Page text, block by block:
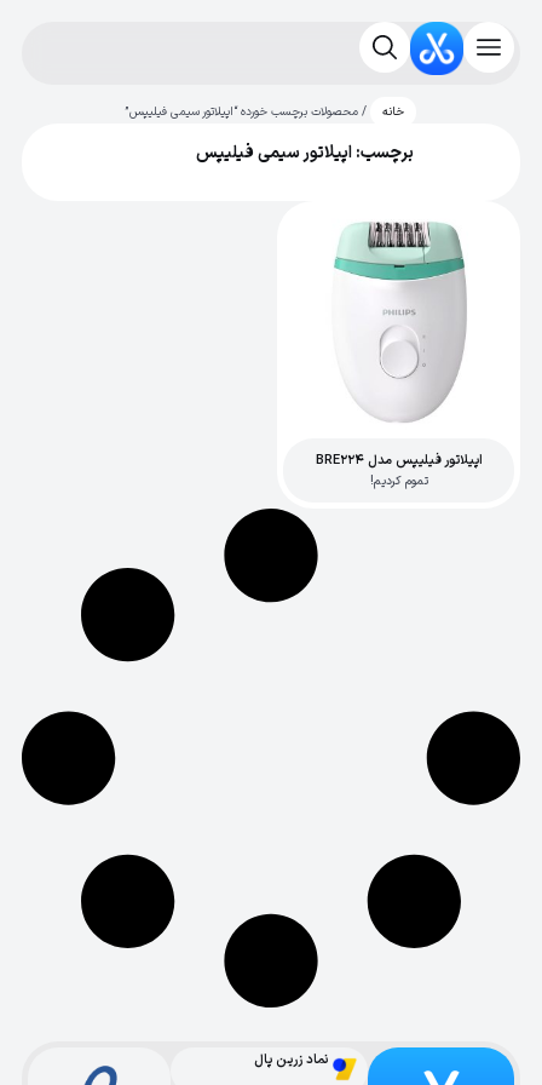
خانه / محصولات برچسب خورده “اپیلاتور سیمی فیلیپس”
برچسب: اپیلاتور سیمی فیلیپس
اپیلاتور فیلیپس مدل BRE224
تموم کردیم!
نماد زرین پال